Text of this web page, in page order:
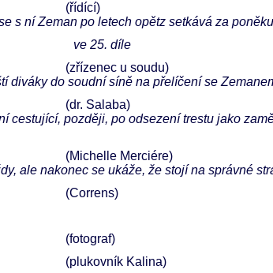
(řídící)
s ní Zeman po letech opětz setkává za
ve 25. díle
(zřízenec u soudu)
diváky do soudní síně na přelíčení se
(dr. Salaba)
cestující, později, po odsezení trestu jako
(Michelle Merciére)
ale nakonec se ukáže, že stojí na správné
(Correns)
(fotograf)
(plukovník Kalina)